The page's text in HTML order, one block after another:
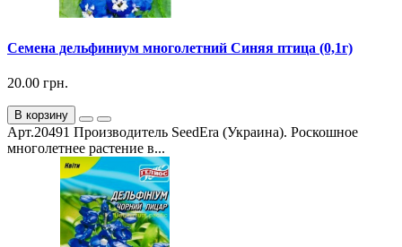
Семена дельфиниум многолетний Синяя птица (0,1г)
20.00 грн.
В корзину
Арт.20491 Производитель SeedEra (Украина). Роскошное
многолетнее растение в...